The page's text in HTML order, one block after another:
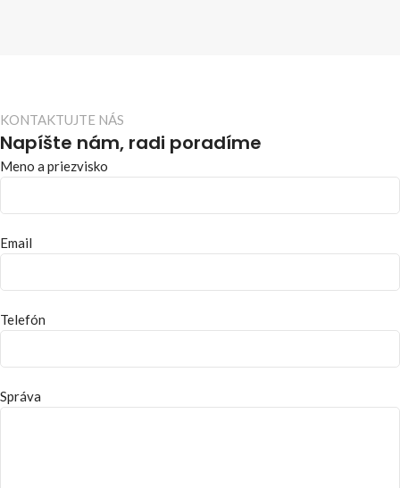
KONTAKTUJTE NÁS
Napíšte nám, radi poradíme
Meno a priezvisko
Email
Telefón
Správa